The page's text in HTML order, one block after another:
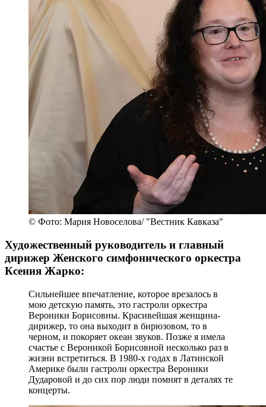
© Фото: Мария Новоселова/ "Вестник Кавказа"
Художественный руководитель и главный
дирижер Женского симфонического оркестра
Ксения Жарко:
Сильнейшее впечатление, которое врезалось в
мою детскую память, это гастроли оркестра
Вероники Борисовны. Красивейшая женщина-
дирижер, то она выходит в бирюзовом, то в
черном, и покоряет океан звуков. Позже я имела
счастье с Вероникой Борисовной несколько раз в
жизни встретиться. В 1980-х годах в Латинской
Америке были гастроли оркестра Вероники
Дударовой и до сих пор люди помнят в деталях те
концерты.